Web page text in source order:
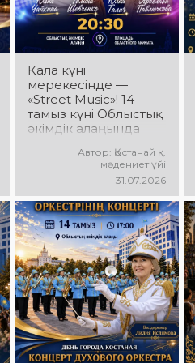
мен мерекелік көңіл
күй күтеді!
Қала күні
мерекесінде —
«Street Music»! 14
тамыз күні Облыстық
әкімдік алаңында
ұжымдарының
«Street Music»
бағдарламасы өтеді!
Сіздерді заманауи
музыка, жарқын
орындаулар, қуатты
энергия мен көтеріңкі
мерекелік көңіл күй
күтеді!
Автор: Қостанай қ.
мәдениет үйі
31.07.2026